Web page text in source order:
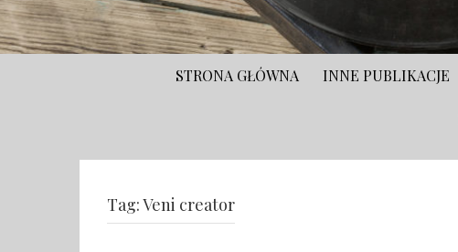
STRONA GŁÓWNA INNE PUBLIKACJE
Tag:Veni creator